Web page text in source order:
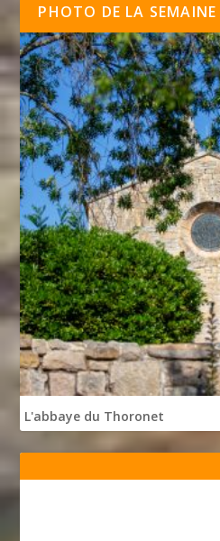
PHOTO DE LA SEMAINE
L'abbaye du Thoronet